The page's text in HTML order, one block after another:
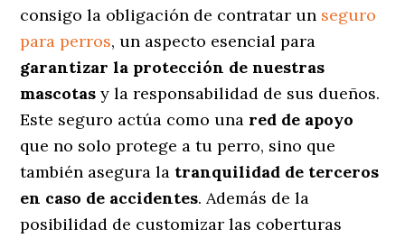
consigo la obligación de contratar un seguro
para perros, un aspecto esencial para
garantizar la protección de nuestras
mascotas y la responsabilidad de sus dueños.
Este seguro actúa como una red de apoyo
que no solo protege a tu perro, sino que
también asegura la tranquilidad de terceros
en caso de accidentes. Además de la
posibilidad de customizar las coberturas